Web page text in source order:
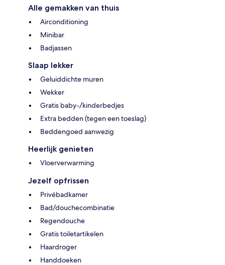
Alle gemakken van thuis
Airconditioning
Minibar
Badjassen
Slaap lekker
Geluiddichte muren
Wekker
Gratis baby-/kinderbedjes
Extra bedden (tegen een toeslag)
Beddengoed aanwezig
Heerlijk genieten
Vloerverwarming
Jezelf opfrissen
Privébadkamer
Bad/douchecombinatie
Regendouche
Gratis toiletartikelen
Haardroger
Handdoeken